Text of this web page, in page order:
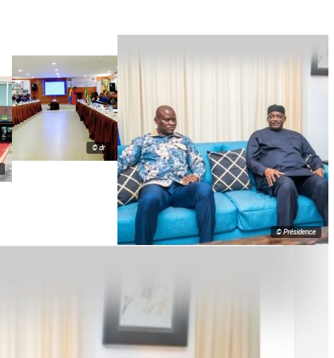
© Présidence
© dr